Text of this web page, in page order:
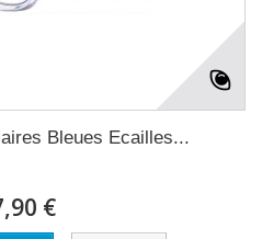
Bleues Ecailles...
€